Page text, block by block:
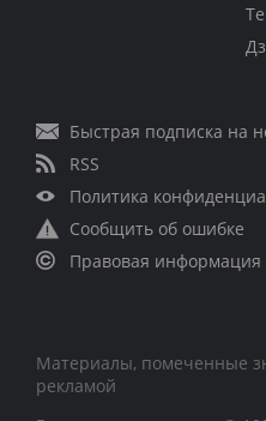
Быстрая подписка на
RSS
Политика
Сообщить об ошибке
Правовая информация
Материалы, помеченные
рекламой